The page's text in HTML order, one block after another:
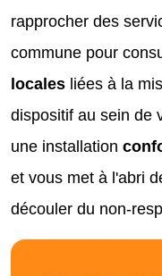
rapprocher des
commune pour
locales liées à la
dispositif au sein de
une installation
et vous met à l'abri
découler du non-